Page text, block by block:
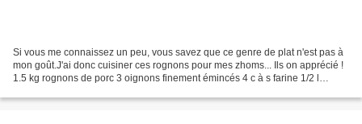
Si vous me connaissez un peu, vous savez que ce genre de plat n'est pas à
mon goût.J'ai donc cuisiner ces rognons pour mes zhoms... Ils on apprécié !
1.5 kg rognons de porc 3 oignons finement émincés 4 c à s farine 1/2 l